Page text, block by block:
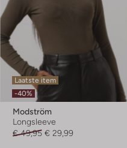
Laatste item
-40%
Modström
Longsleeve
€ 49,95 € 29,99